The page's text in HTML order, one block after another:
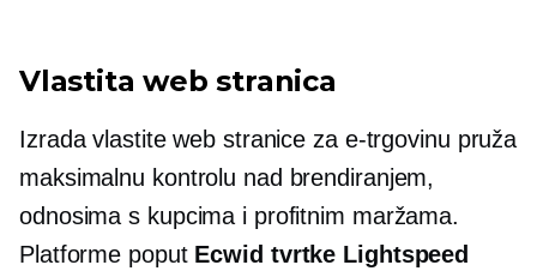
Vlastita web stranica
Izrada vlastite web stranice za e-trgovinu pruža
maksimalnu kontrolu nad brendiranjem,
odnosima s kupcima i profitnim maržama.
Platforme poput Ecwid tvrtke Lightspeed